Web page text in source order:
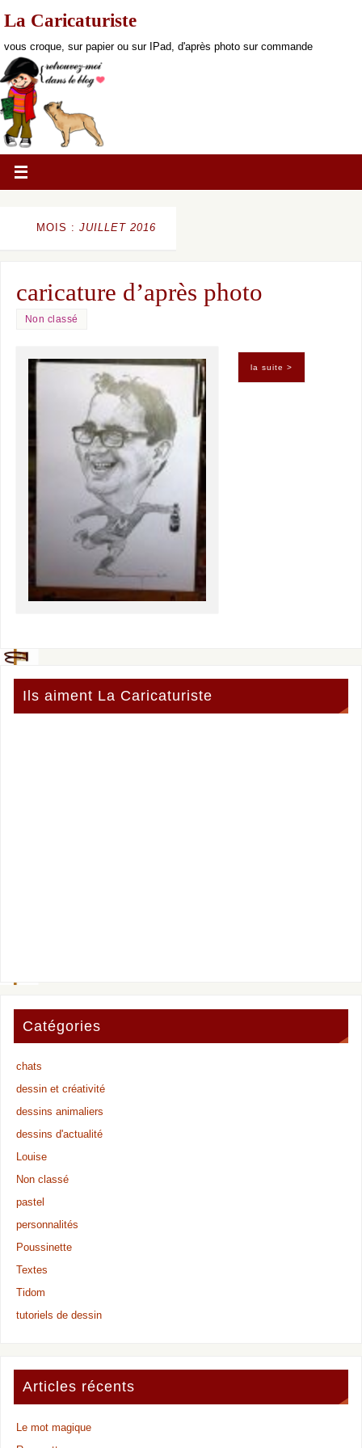
La Caricaturiste
vous croque, sur papier ou sur IPad, d'après photo sur commande
MOIS : JUILLET 2016
caricature d’après photo
Non classé
la suite >
Ils aiment La Caricaturiste
Catégories
chats
dessin et créativité
dessins animaliers
dessins d'actualité
Louise
Non classé
pastel
personnalités
Poussinette
Textes
Tidom
tutoriels de dessin
Articles récents
Le mot magique